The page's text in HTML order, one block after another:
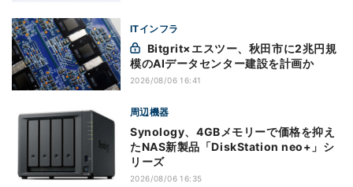
ITインフラ
模のAIデータセンター建設を計画か
2026/08/06 16:41
周辺機器
Synology、4GBメモリーで価格を抑え
たNAS新製品「DiskStation neo+」シ
リーズ
2026/08/06 16:35